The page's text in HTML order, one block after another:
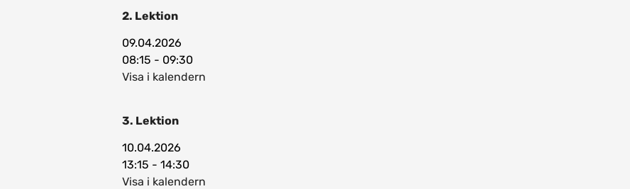
2. Lektion
09.04.2026
08:15 - 09:30
Visa i kalendern
3. Lektion
10.04.2026
13:15 - 14:30
Visa i kalendern